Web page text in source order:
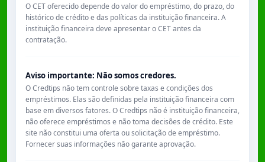
O CET oferecido depende do valor do empréstimo, do prazo, do
histórico de crédito e das políticas da instituição financeira. A
instituição financeira deve apresentar o CET antes da
contratação.
Aviso importante: Não somos credores.
O Credtips não tem controle sobre taxas e condições dos
empréstimos. Elas são definidas pela instituição financeira com
base em diversos fatores. O Credtips não é instituição financeira,
não oferece empréstimos e não toma decisões de crédito. Este
site não constitui uma oferta ou solicitação de empréstimo.
Fornecer suas informações não garante aprovação.